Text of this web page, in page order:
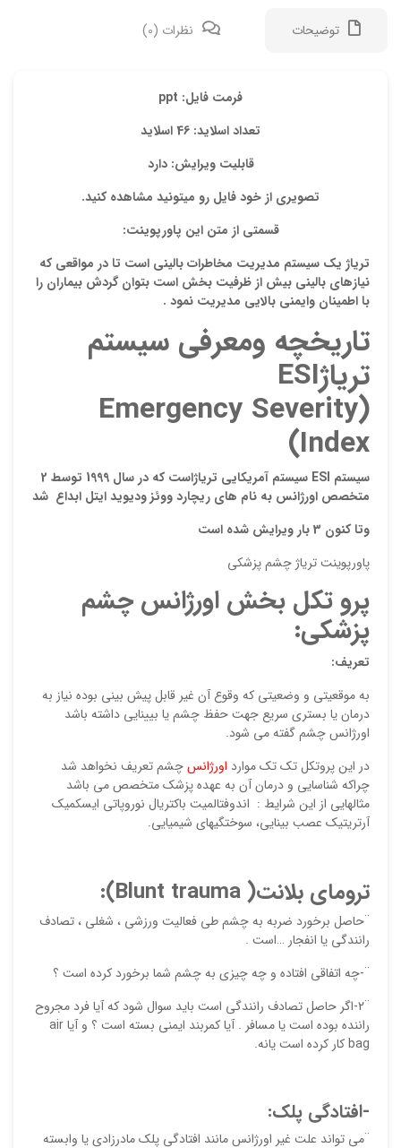
توضیحات نظرات (0)
فرمت فایل: ppt
تعداد اسلاید: 46 اسلاید
قابلیت ویرایش: دارد
تصویری از خود فایل رو میتونید مشاهده کنید.
قسمتی از متن این پاورپوینت:
تریاژ یک سیستم مدیریت مخاطرات بالینی است تا در مواقعی که
نیازهای بالینی بیش از ظرفیت بخش است بتوان گردش بیماران را
با اطمینان وایمنی بالایی مدیریت نمود .
تاریخچه ومعرفی سیستم
تریاژESI
(Emergency Severity
Index)
سیستم ESI
سیستم آمریکایی تریاژاست که در سال 1999 توسط 2
متخصص اورژانس به نام های ریچارد ووئز ودیوید ایتل ابداع شد
وتاکنون 3 بار ویرایش شده است
پاورپوینت تریاژ چشم پزشکی
پرو تکل بخش اورژانس چشم
پزشکی:
تعریف:
به موقعیتی و وضعیتی که وقوع آن غیر قابل پیش بینی بوده نیاز به
درمان یا بستری سریع جهت حفظ چشم یا بیینایی داشته باشد
اورژانس چشم گفته می شود.
در این پروتکل تک تک موارد اورژانسچشم تعریف نخواهد شد
چراکه شناسایی و درمان آن به عهده پزشک متخصص می باشد
مثالهایی از این شرایط : اندوفتالمیت باکتریال نوروپاتی ایسکمیک
آرتریتیک عصب بینایی، سوختگیهای شیمیایی.
ترومای بلانت(Blunt trauma
):
¨حاصل برخورد ضربه به چشم طی فعالیت ورزشی ، شغلی ، تصادف
رانندگی یا انفجار …است .
¨-چه اتفاقی افتاده و چه چیزی به چشم شما برخورد کرده است ؟
¨2-اگر حاصل تصادف رانندگی است باید سوال شود که آیا فرد مجروح
راننده بوده است یا مسافر . آیا کمربند ایمنی بسته است ؟ و آیا air
bag کار کرده است یانه.
-افتادگی پلک:
¨می تواند علت غیر اورژانس مانند افتادگی پلک مادرزادی یا وابسته